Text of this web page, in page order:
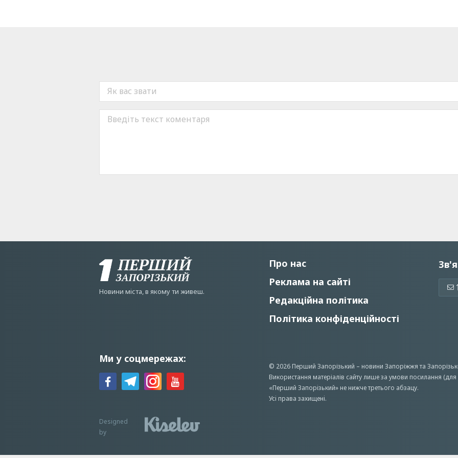
Новини мiста, в якому ти живеш.
Про нас
Реклама на сайті
Редакційна політика
Політика конфіденційності
Ми у соцмережах:
© 2026 Перший Запорізький – новини Запоріжжята
Використання матеріалів сайту лише за умови посилання (для
«Перший Запорiзький» не нижче третього абзацу.
Усi права захищенi.
Designed
by